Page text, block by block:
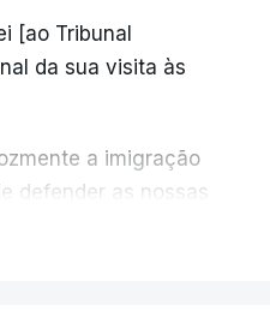
[ao Tribunal
da sua visita às
a imigração
defender as nossas